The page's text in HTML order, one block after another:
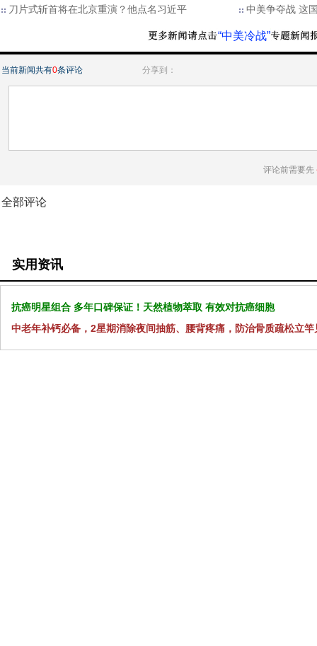
刀片式斩首将在北京重演？他点名习近平
中美争夺战 这
“中美冷战”
当前新闻共有0条评论 分享到：
评论前需要先
全部评论
实用资讯
抗癌明星组合 多年口碑保证！天然植物萃取 有效对抗癌细胞
中老年补钙必备，2星期消除夜间抽筋、腰背疼痛，防治骨质疏松立竿